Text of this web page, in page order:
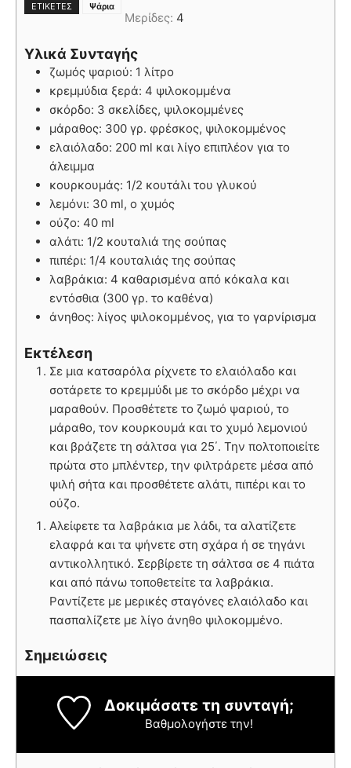
ΕΤΙΚΈΤΕΣ Ψάρια
Μερίδες: 4
Υλικά Συνταγής
ζωμός ψαριού: 1 λίτρο
κρεμμύδια ξερά: 4 ψιλοκομμένα
σκόρδο: 3 σκελίδες, ψιλοκομμένες
μάραθος: 300 γρ. φρέσκος, ψιλοκομμένος
ελαιόλαδο: 200 ml και λίγο επιπλέον για το
άλειμμα
κουρκουμάς: 1/2 κουτάλι του γλυκού
λεμόνι: 30 ml, ο χυμός
ούζο: 40 ml
αλάτι: 1/2 κουταλιά της σούπας
πιπέρι: 1/4 κουταλιάς της σούπας
λαβράκια: 4 καθαρισμένα από κόκαλα και
εντόσθια (300 γρ. το καθένα)
άνηθος: λίγος ψιλοκομμένος, για το γαρνίρισμα
Εκτέλεση
Σε μια κατσαρόλα ρίχνετε το ελαιόλαδο και
σοτάρετε το κρεμμύδι με το σκόρδο μέχρι να
μαραθούν. Προσθέτετε το ζωμό ψαριού, το
μάραθο, τον κουρκουμά και το χυμό λεμονιού
και βράζετε τη σάλτσα για 25΄. Την πολτοποιείτε
πρώτα στο μπλέντερ, την φιλτράρετε μέσα από
ψιλή σήτα και προσθέτετε αλάτι, πιπέρι και το
ούζο.
Αλείφετε τα λαβράκια με λάδι, τα αλατίζετε
ελαφρά και τα ψήνετε στη σχάρα ή σε τηγάνι
αντικολλητικό. Σερβίρετε τη σάλτσα σε 4 πιάτα
και από πάνω τοποθετείτε τα λαβράκια.
Ραντίζετε με μερικές σταγόνες ελαιόλαδο και
πασπαλίζετε με λίγο άνηθο ψιλοκομμένο.
Σημειώσεις
Δοκιμάσατε τη συνταγή;
Βαθμολογήστε την!